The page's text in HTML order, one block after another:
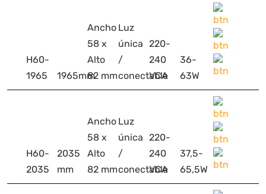
H60-
1965
1965mm
Ancho
58 x
Alto
82 mm
Luz
única
/
conectable
220-
240
VCA
36-
63W
H60-
2035
2035
mm
Ancho
58 x
Alto
82 mm
Luz
única
/
conectable
220-
240
VCA
37,5-
65,5W